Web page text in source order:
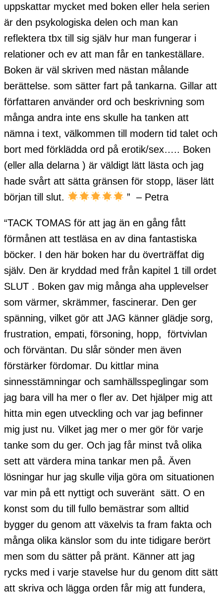
uppskattar mycket med boken eller hela serien
är den psykologiska delen och man kan
reflektera tbx till sig själv hur man fungerar i
relationer och ev att man får en tankeställare.
Boken är väl skriven med nästan målande
berättelse. som sätter fart på tankarna. Gillar att
författaren använder ord och beskrivning som
många andra inte ens skulle ha tanken att
nämna i text, välkommen till modern tid talet och
bort med förklädda ord på erotik/sex….. Boken
(eller alla delarna ) är väldigt lätt lästa och jag
hade svårt att sätta gränsen för stopp, läser lätt
början till slut.
” – Petra
“TACK TOMAS för att jag än en gång fått
förmånen att testläsa en av dina fantastiska
böcker. I den här boken har du överträffat dig
själv. Den är kryddad med från kapitel 1 till ordet
SLUT . Boken gav mig många aha upplevelser
som värmer, skrämmer, fascinerar. Den ger
spänning, vilket gör att JAG känner glädje sorg,
frustration, empati, försoning, hopp, förtvivlan
och förväntan. Du slår sönder men även
förstärker fördomar. Du kittlar mina
sinnesstämningar och samhällsspeglingar som
jag bara vill ha mer o fler av. Det hjälper mig att
hitta min egen utveckling och var jag befinner
mig just nu. Vilket jag mer o mer gör för varje
tanke som du ger. Och jag får minst två olika
sett att värdera mina tankar men på. Även
lösningar hur jag skulle vilja göra om situationen
var min på ett nyttigt och suveränt sätt. O en
konst som du till fullo bemästrar som alltid
bygger du genom att växelvis ta fram fakta och
många olika känslor som du inte tidigare berört
men som du sätter på pränt. Känner att jag
rycks med i varje stavelse hur du genom ditt sätt
att skriva och lägga orden får mig att fundera,